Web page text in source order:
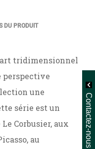
DU PRODUIT
tridimensionnel
perspective
une
série est un
Corbusier, aux
au
Contactez-nous